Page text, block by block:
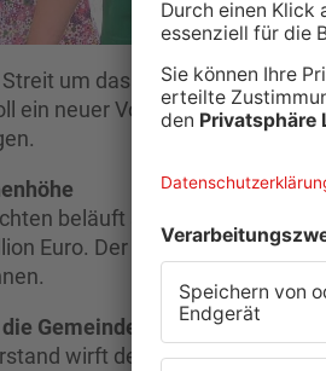
Streit um das hohe Defizit des
ein neuer Vorstand gewählt
beläuft sich das Defizit des
Euro. Der Verein begründet
Gemeinde
wirft der Gemeinde